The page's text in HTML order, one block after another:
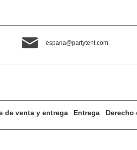
espana@partytent.com
de venta y entrega Entrega Derecho